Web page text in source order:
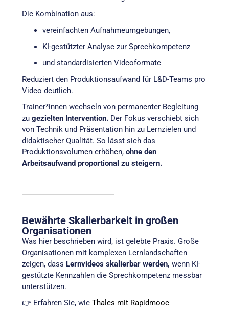
Die Kombination aus:
vereinfachten Aufnahmeumgebungen,
KI-gestützter Analyse zur Sprechkompetenz
und standardisierten Videoformate
Reduziert den Produktionsaufwand für L&D-Teams pro
Video deutlich.
Trainer*innen wechseln von permanenter Begleitung
zu gezielten Intervention.Der Fokus verschiebt sich
von Technik und Präsentation hin zu Lernzielen und
didaktischer Qualität. So lässt sich das
Produktionsvolumen erhöhen, ohne den
Arbeitsaufwand proportional zu steigern.
Bewährte Skalierbarkeit in großen
Organisationen
Was hier beschrieben wird, ist gelebte Praxis. Große
Organisationen mit komplexen Lernlandschaften
zeigen, dass Lernvideos skalierbar werden, wenn KI-
gestützte Kennzahlen die Sprechkompetenz messbar
unterstützen.
👉 Erfahren Sie, wie Thales mit Rapidmooc